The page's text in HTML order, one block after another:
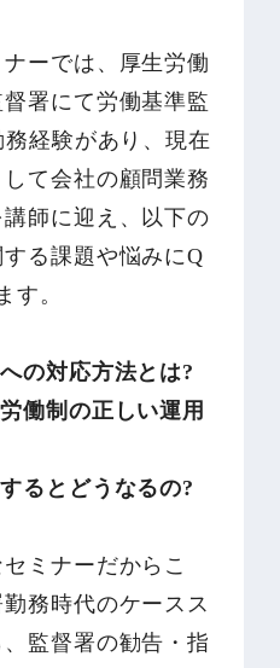
ーでは、厚生労働
署にて労働基準監
経験があり、現在
て会社の顧問業務
師に迎え、以下の
る課題や悩みにQ
す。
の対応方法とは?
働制の正しい運用
るとどうなるの?
ミナーだからこ
務時代のケースス
監督署の勧告・指